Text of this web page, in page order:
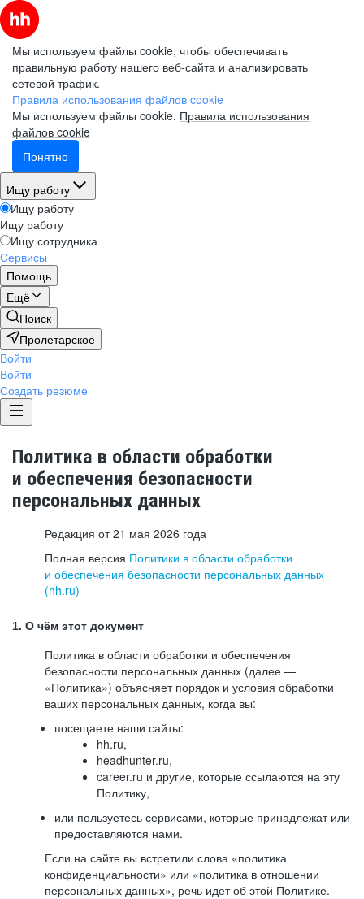
Мы используем файлы cookie, чтобы обеспечивать
правильную работу нашего веб-сайта и анализировать
сетевой трафик.
Правила использования файлов cookie
Мы используем файлы cookie. Правила использования
файлов cookie
Понятно
Ищу работу
Ищу работу
Ищу работу
Ищу сотрудника
Сервисы
Помощь
Ещё
Поиск
Пролетарское
Войти
Войти
Создать резюме
Политика в области обработки
и обеспечения безопасности
персональных данных
Редакция от 21 мая 2026 года
Полная версия Политики в области обработки
и обеспечения безопасности персональных данных
(hh.ru)
1. О чём этот документ
Политика в области обработки и обеспечения
безопасности персональных данных (далее —
«Политика») объясняет порядок и условия обработки
ваших персональных данных, когда вы:
посещаете наши сайты:
hh.ru,
headhunter.ru,
career.ru и другие, которые ссылаются на эту
Политику,
или пользуетесь сервисами, которые принадлежат или
предоставляются нами.
Если на сайте вы встретили слова «политика
конфиденциальности» или «политика в отношении
персональных данных», речь идет об этой Политике.